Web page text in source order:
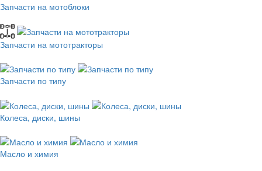
Запчасти на мотоблоки
Запчасти на мототракторы
Запчасти по типу
Колеса, диски, шины
Масло и химия